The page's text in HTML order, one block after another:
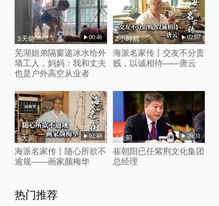
3天前 00:46
芜湖姐弟隔窗递冰水给外
墙工人，妈妈：我和丈夫
也是户外高空从业者
2小时前 02:07
海派名家传丨交友不分贵
贱，以诚相待——唐云
4天前 02:48
海派名家传丨随心所欲不
逾规——画家颜梅华
4天前 00:31
崔朝阳已任紫荆文化集团
总经理
热门推荐